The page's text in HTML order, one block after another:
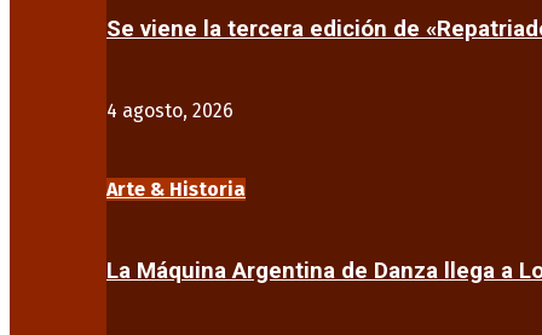
Se viene la tercera edición de
4 agosto, 2026
Arte & Historia
La Máquina Argentina de Danza llega a